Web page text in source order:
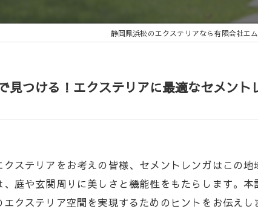
静岡県浜松のエクステリアなら有限会社エ
見つける！エクステリアに最適なセメント
ステリアをお考えの皆様、セメントレンガはこの
庭や玄関周りに美しさと機能性をもたらします。
クステリア空間を実現するためのヒントをお伝えし